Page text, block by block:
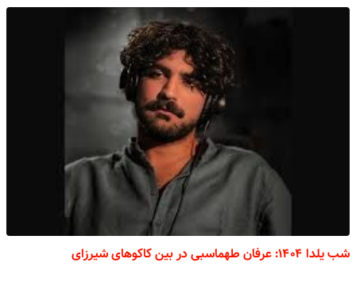
شب یلدا ۱۴۰۴: عرفان طهماسبی در بین کاکوهای شیرزای